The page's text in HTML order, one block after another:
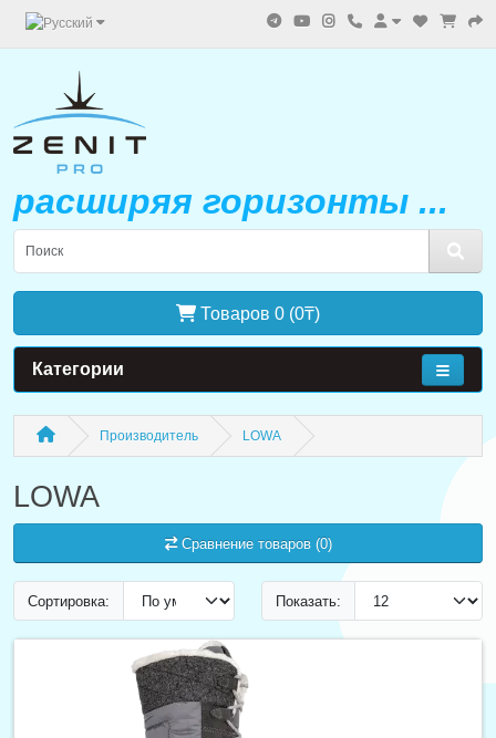
расширяя горизонты ...
Товаров 0 (0₸)
Категории
Производитель LOWA
LOWA
Сравнение товаров (0)
Сортировка: Показать: